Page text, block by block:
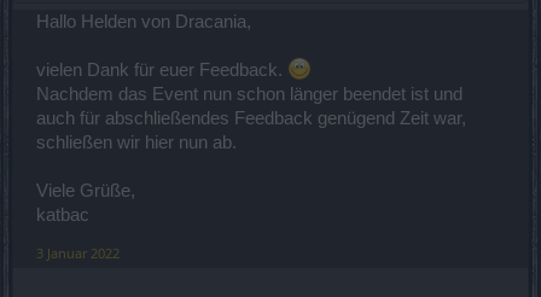
Hallo Helden von Dracania,
vielen Dank für euer Feedback.
Nachdem das Event nun schon länger beendet ist und
auch für abschließendes Feedback genügend Zeit war,
schließen wir hier nun ab.
Viele Grüße,
katbac
3 Januar 2022